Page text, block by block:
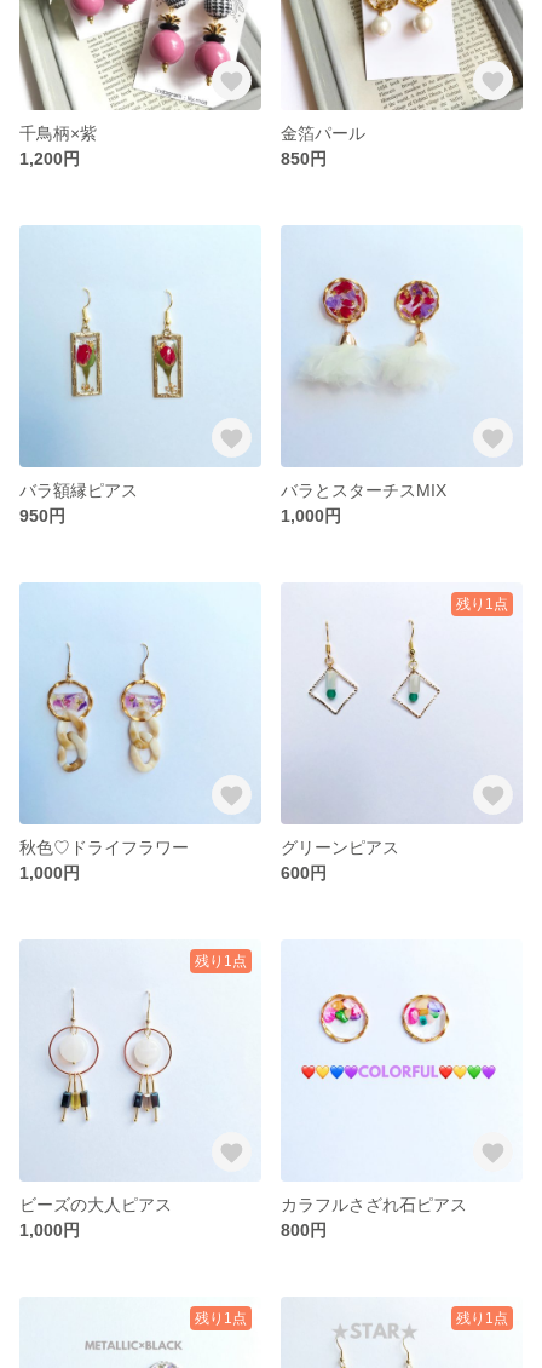
千鳥柄×紫
1,200円
金箔パール
850円
バラ額縁ピアス
950円
バラとスターチスMIX
1,000円
秋色♡ドライフラワー
1,000円
残り1点
グリーンピアス
600円
残り1点
ビーズの大人ピアス
1,000円
カラフルさざれ石ピアス
800円
残り1点 残り1点